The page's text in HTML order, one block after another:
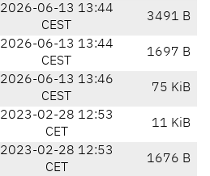
2026-06-13 13:44
CEST
3491 B
2026-06-13 13:44
CEST
1697 B
2026-06-13 13:46
CEST
75 KiB
2023-02-28 12:53
CET
11 KiB
2023-02-28 12:53
CET
1676 B